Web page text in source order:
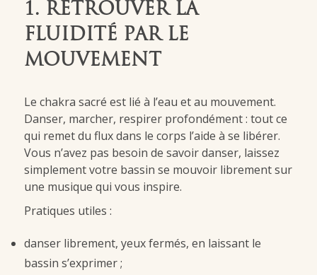
1. RETROUVER LA
FLUIDITÉ PAR LE
MOUVEMENT
Le chakra sacré est lié à l’eau et au mouvement.
Danser, marcher, respirer profondément : tout ce
qui remet du flux dans le corps l’aide à se libérer.
Vous n’avez pas besoin de savoir danser, laissez
simplement votre bassin se mouvoir librement sur
une musique qui vous inspire.
Pratiques utiles :
danser librement, yeux fermés, en laissant le
bassin s’exprimer ;